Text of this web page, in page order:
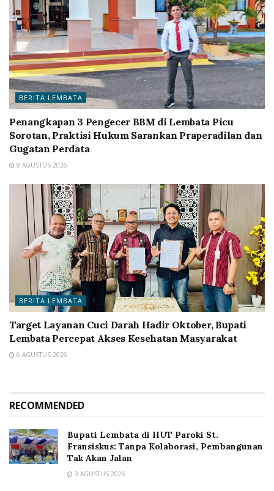
BERITA LEMBATA
Penangkapan 3 Pengecer BBM di Lembata Picu
Sorotan, Praktisi Hukum Sarankan Praperadilan dan
Gugatan Perdata
8 AGUSTUS 2026
BERITA LEMBATA
Target Layanan Cuci Darah Hadir Oktober, Bupati
Lembata Percepat Akses Kesehatan Masyarakat
6 AGUSTUS 2026
RECOMMENDED
Bupati Lembata di HUT Paroki St.
Fransiskus: Tanpa Kolaborasi, Pembangunan
Tak Akan Jalan
9 AGUSTUS 2026